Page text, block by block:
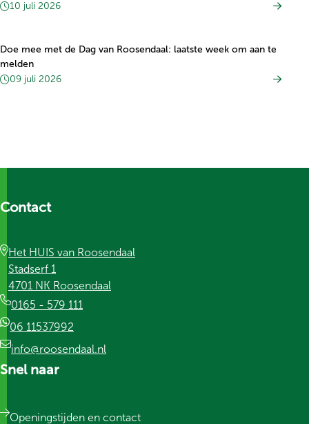
10 juli 2026
Doe mee met de Dag van Roosendaal: laatste week om aan te
melden
09 juli 2026
Contact
Het HUIS van Roosendaal
Stadserf 1
4701 NK Roosendaal
0165 - 579 111
06 11537992
info@roosendaal.nl
Snel naar
Openingstijden en contact